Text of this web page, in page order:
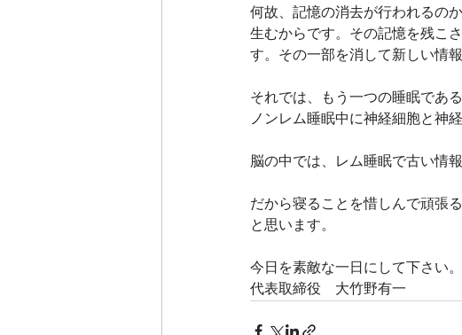
何故、記憶の消去が行われるの
生むからです。その記憶を残こ
す。その一部を消して新しい情
それでは、もう一つの睡眠であ
ノンレム睡眠中に神経細胞と神
脳の中では、レム睡眠で古い情
だから寝ることを惜しんで頑張
と思います。
今日を素敵な一日にして下さい。
代表取締役　大竹野有一